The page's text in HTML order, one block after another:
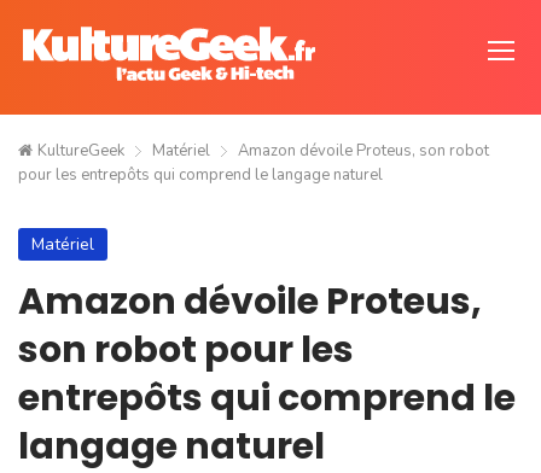
KultureGeek Matériel
Amazon dévoile Proteus, son robot
pour les entrepôts qui comprend le langage naturel
Matériel
Amazon dévoile Proteus,
son robot pour les
entrepôts qui comprend le
langage naturel